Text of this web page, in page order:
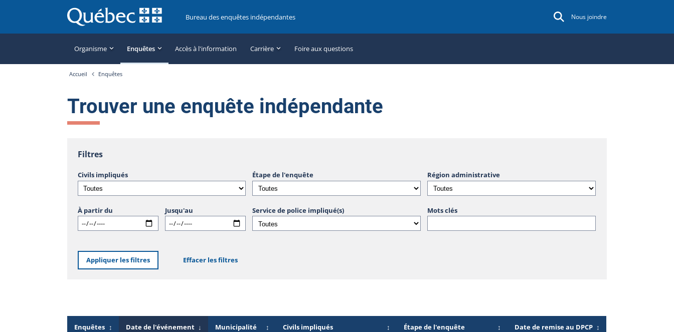
Bureau des enquêtes indépendantes Nous joindre
Organisme Enquêtes Accès à l'information Carrière Foire aux questions
Accueil Enquêtes
Trouver une enquête indépendante
Filtres
Civils impliqués Étape de l'enquête Région administrative
À partir du Jusqu'au Service de police impliqué(s) Mots clés
Appliquer les filtres Effacer les filtres
Enquêtes ↕ Date de l'événement ↓ Municipalité ↕ Civils impliqués ↕ Étape de l'enquête ↕ Date de remise au DPCP ↕